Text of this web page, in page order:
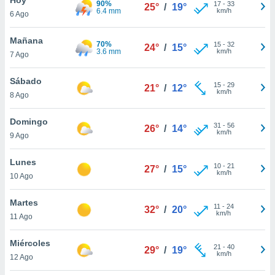
en
más
nuestra
de
cookies
aceptar
6 Ago
90%
6.4 mm
25° / 19° 17- 33
km/h
Mañana
7 Ago
70%
3.6 mm
24° / 15° 15- 32
km/h
Sábado
8 Ago
21° / 12° 15- 29
km/h
Domingo
9 Ago
26° / 14° 31 - 56
km/h
Lunes
10 Ago
27° / 15° 10- 21
km/h
Martes
11 Ago
32° / 20° 11 - 24
km/h
Miércoles
12 Ago
29° / 19° 21 - 40
km/h